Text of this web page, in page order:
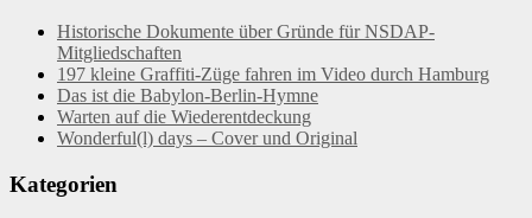
Historische Dokumente über Gründe für NSDAP-
Mitgliedschaften
197 kleine Graffiti-Züge fahren im Video durch Hamburg
Das ist die Babylon-Berlin-Hymne
Warten auf die Wiederentdeckung
Wonderful(l) days – Cover und Original
Kategorien